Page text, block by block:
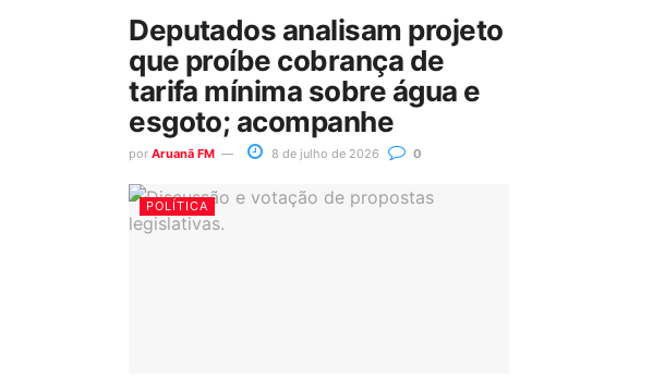
Deputados analisam projeto
que proíbe cobrança de
tarifa mínima sobre água e
esgoto; acompanhe
por Aruanã FM 8 de julho de 2026 0
POLÍTICA